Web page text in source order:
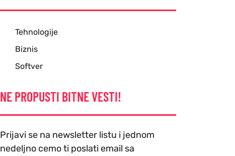
Tehnologije
Biznis
Softver
NE PROPUSTI BITNE VESTI!
Prijavi se na newsletter listu i jednom
nedeljno cemo ti poslati email sa